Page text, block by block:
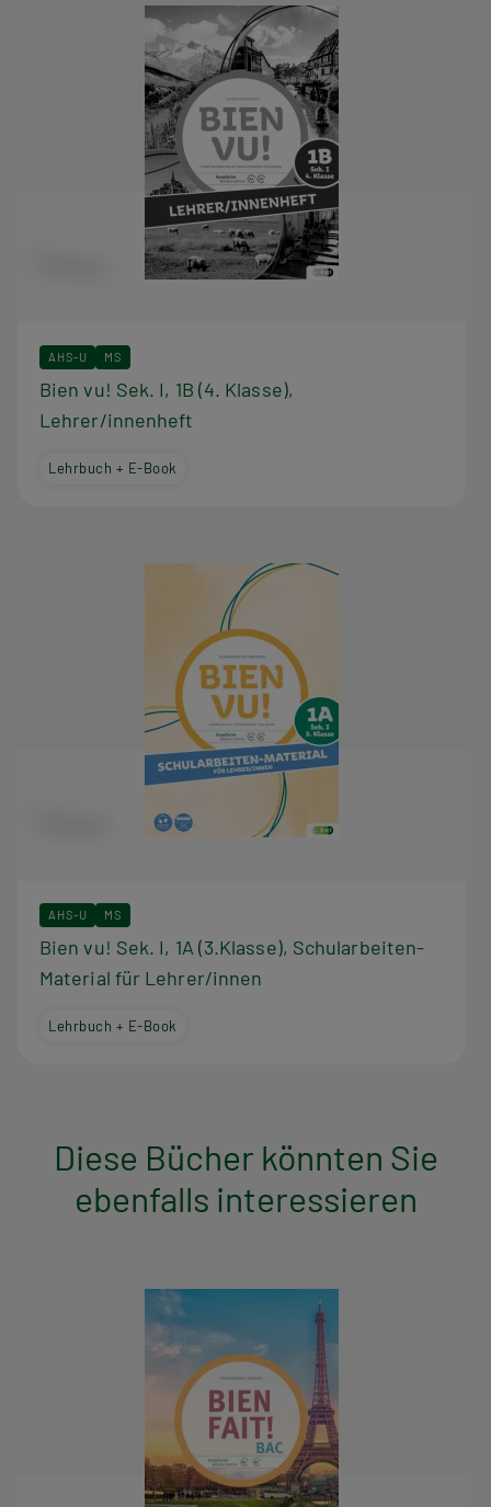
AHS-U MS
Bien vu! Sek. I, 1B (4. Klasse),
Lehrer/innenheft
Lehrbuch + E-Book
AHS-U MS
Bien vu! Sek. I, 1A (3.Klasse), Schularbeiten-
Material für Lehrer/innen
Lehrbuch + E-Book
Diese Bücher könnten Sie
ebenfalls interessieren